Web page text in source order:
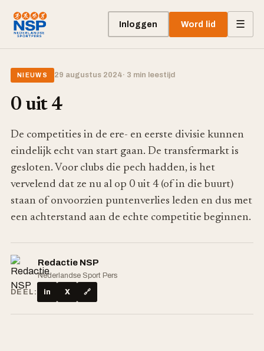
Inloggen Word lid ☰
NIEUWS 29 augustus 2024· 3 min leestijd
0 uit 4
De competities in de ere- en eerste divisie kunnen
eindelijk echt van start gaan. De transfermarkt is
gesloten. Voor clubs die pech hadden, is het
vervelend dat ze nu al op 0 uit 4 (of in die buurt)
staan of onvoorzien puntenverlies leden en dus met
een achterstand aan de echte competitie beginnen.
Redactie NSP
Nederlandse Sport Pers
DEEL:
in X 🔗